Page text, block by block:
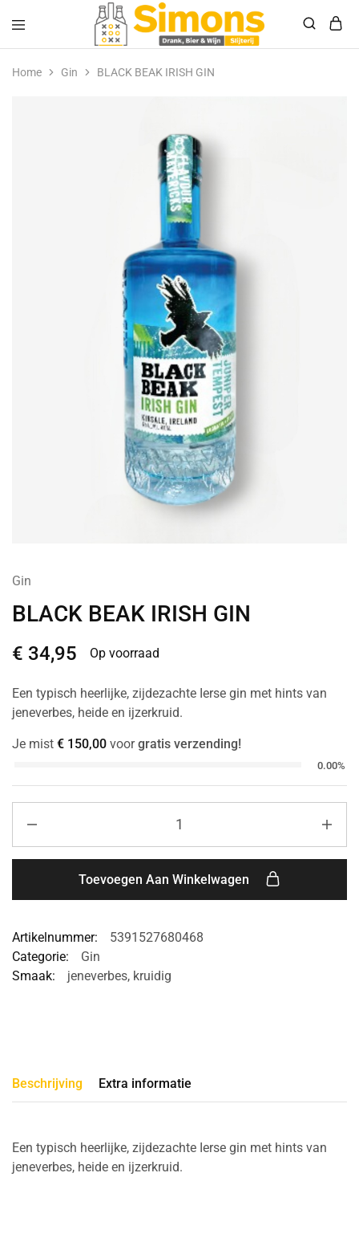
Simonsdrank.nl
Drank,
Bier
&
Home Gin BLACK BEAK IRISH GIN
Gin
BLACK BEAK IRISH GIN
€ 34,95 Op voorraad
Een typisch heerlijke, zijdezachte Ierse gin met hints van
jeneverbes, heide en ijzerkruid.
Je mist € 150,00 voorgratis verzending!
0.00%
Toevoegen Aan Winkelwagen
Artikelnummer:
5391527680468
Categorie:
Gin
Smaak:
jeneverbes, kruidig
Beschrijving Extra informatie
Een typisch heerlijke, zijdezachte Ierse gin met hints van
jeneverbes, heide en ijzerkruid.